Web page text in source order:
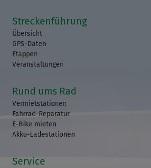
Streckenführung
Übersicht
GPS-Daten
Etappen
Veranstaltungen
Rund ums Rad
Vermietstationen
Fahrrad-Reparatur
E-Bike mieten
Akku-Ladestationen
Service